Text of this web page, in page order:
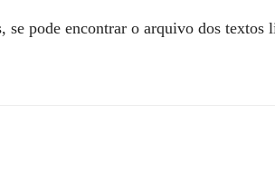
se pode encontrar o arquivo dos textos